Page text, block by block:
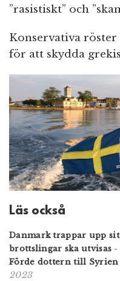
”rasistiskt” och
Konservativa
för att skydda
Läs också
Danmark trappar upp
brottslingar ska utvisas -
Förde dottern till Syrien
2023